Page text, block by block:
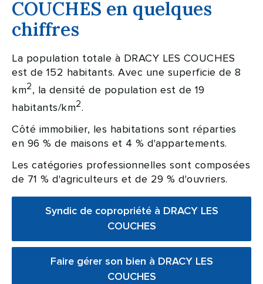
COUCHES en quelques
chiffres
La population totale à DRACY LES COUCHES
est de 152 habitants. Avec une superficie de 8
km2, la densité de population est de 19
habitants/km2.
Côté immobilier, les habitations sont réparties
en 96 % de maisons et 4 % d'appartements.
Les catégories professionnelles sont composées
de 71 % d'agriculteurs et de 29 % d'ouvriers.
Syndic de copropriété à DRACY LES
COUCHES
Faire gérer son bien à DRACY LES
COUCHES